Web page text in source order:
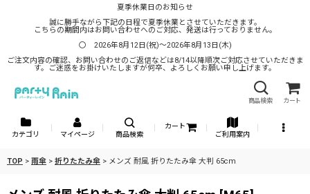
夏季休業日のお知らせ
誠に勝手ながら下記の日程で夏季休業とさせていただきます。
こちらの期間内はお問い合わせへのご対応、発送は行っておりません。
〇 2026年8月12日(祝)～2026年8月13日(木)
ご注文内容の確認、お問い合わせのご返信などは8/14以降順次ご対応させていただきま
す。ご迷惑をお掛けいたしますが何卒、よろしくお願い申し上げます。
商品検索 カート
カテゴリ マイページ 商品検索
カート
ご利用案内
TOP > 雨傘 > 折りたたみ傘 > メンズ 耐風 折りたたみ傘 大判 65cm